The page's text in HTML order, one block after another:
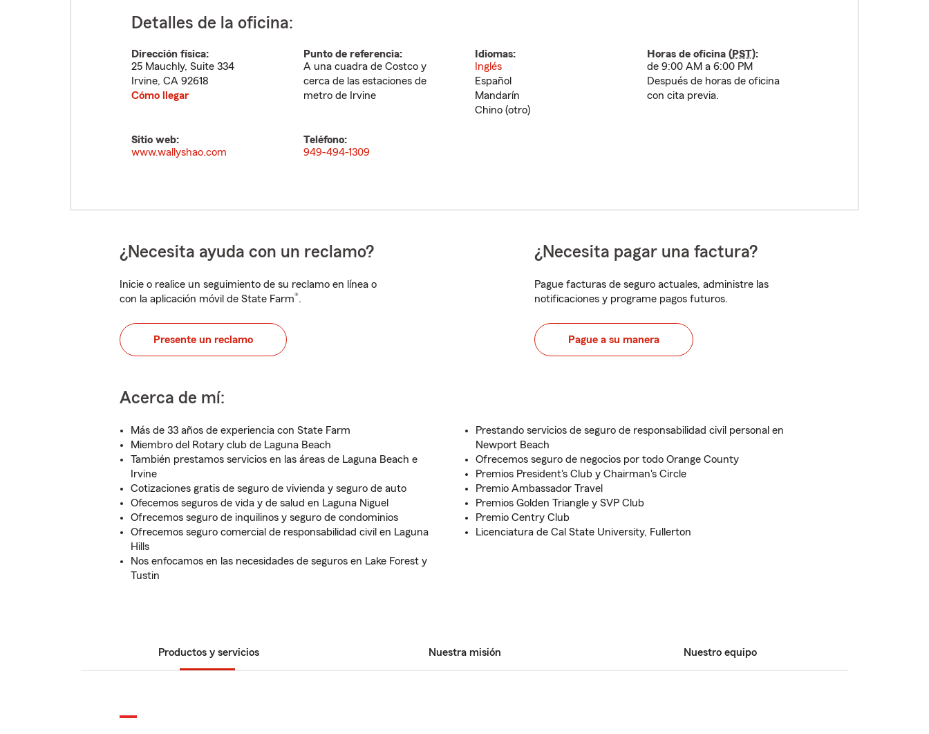
Detalles de la oficina:
Dirección física:
25 Mauchly, Suite 334
Irvine, CA 92618
Cómo llegar
Punto de referencia:
A una cuadra de Costco y
cerca de las estaciones de
metro de Irvine
Idiomas:
Inglés
Español
Mandarín
Chino (otro)
Horas de oficina (PST):
de 9:00 AM a 6:00 PM
Después de horas de oficina
con cita previa.
Sitio web:
www.wallyshao.com
Teléfono:
949-494-1309
¿Necesita ayuda con un reclamo?
Inicie o realice un seguimiento de su reclamo en línea o
con la aplicación móvil de State Farm®.
Presente un reclamo
¿Necesita pagar una factura?
Pague facturas de seguro actuales, administre las
notificaciones y programe pagos futuros.
Pague a su manera
Acerca de mí:
Más de 33 años de experiencia con State Farm
Miembro del Rotary club de Laguna Beach
También prestamos servicios en las áreas de Laguna Beach e
Irvine
Cotizaciones gratis de seguro de vivienda y seguro de auto
Ofecemos seguros de vida y de salud en Laguna Niguel
Ofrecemos seguro de inquilinos y seguro de condominios
Ofrecemos seguro comercial de responsabilidad civil en Laguna
Hills
Nos enfocamos en las necesidades de seguros en Lake Forest y
Tustin
Prestando servicios de seguro de responsabilidad civil personal en
Newport Beach
Ofrecemos seguro de negocios por todo Orange County
Premios President's Club y Chairman's Circle
Premio Ambassador Travel
Premios Golden Triangle y SVP Club
Premio Centry Club
Licenciatura de Cal State University, Fullerton
Productos y servicios Nuestra misión Nuestro equipo